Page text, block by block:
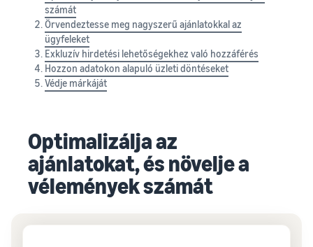
számát
Örvendeztesse meg nagyszerű ajánlatokkal az
ügyfeleket
Exkluzív hirdetési lehetőségekhez való hozzáférés
Hozzon adatokon alapuló üzleti döntéseket
Védje márkáját
Optimalizálja az
ajánlatokat, és növelje a
vélemények számát